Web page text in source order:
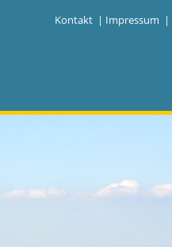
Kontakt | Impressum |